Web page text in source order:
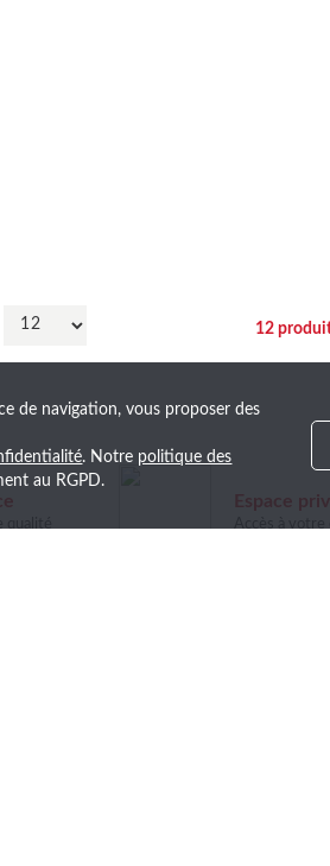
12
Espace
de navigation, vous proposer des
. Notre politique des
au RGPD.